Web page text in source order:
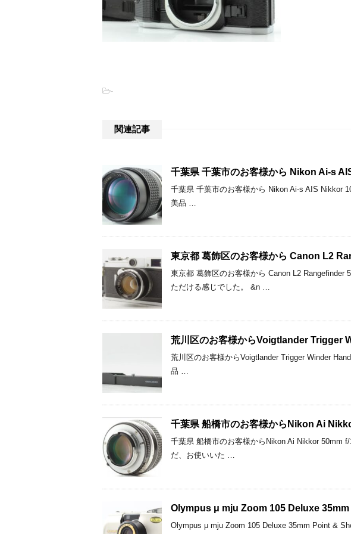
-
関連記事
千葉県 千葉市のお客様から Nikon Ai-s
千葉県 千葉市のお客様から Nikon Ai-s AIS Nikkor
美品 …
東京都 葛飾区のお客様から Canon L2
東京都 葛飾区のお客様から Canon L2
ただける感じでした。 &n …
荒川区のお客様からVoigtlander Trigger
荒川区のお客様からVoigtlander Trigger Winder
品 …
千葉県 船橋市のお客様からNikon Ai
千葉県 船橋市のお客様からNikon Ai Nikkor 50mm
だ、お使いいた …
Olympus μ mju Zoom 105 Deluxe 35mm
Olympus μ mju Zoom 105 Deluxe 35mm Point &